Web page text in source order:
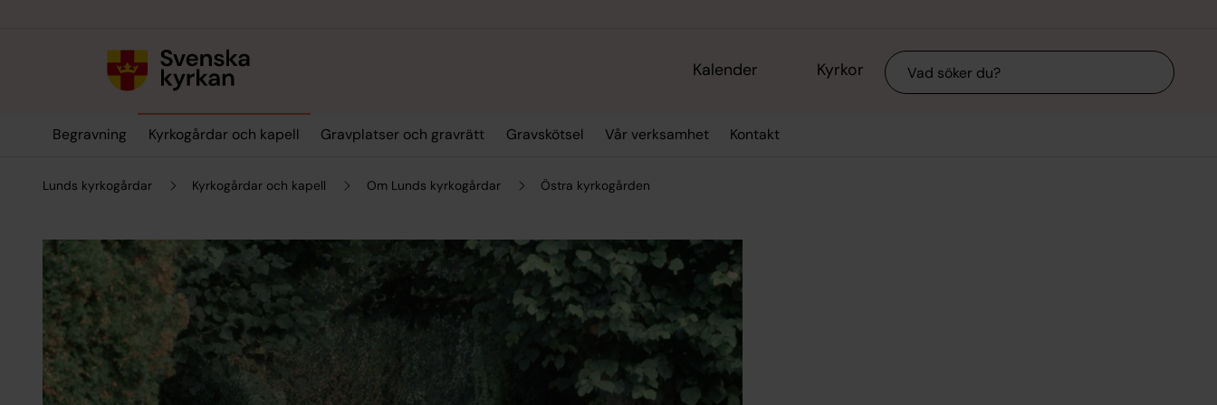
Kalender Kyrkor Sök
Begravning Kyrkogårdar och kapell Gravplatser och gravrätt Gravskötsel Vår verksamhet Kontakt
Lunds kyrkogårdar Kyrkogårdar och kapell Om Lunds kyrkogårdar Östra kyrkogården